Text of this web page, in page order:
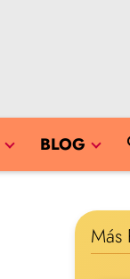
BLOG
Más